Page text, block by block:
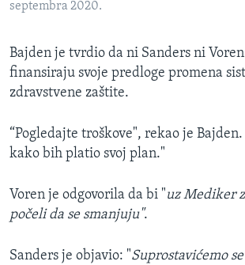
septembra 2020.
Bajden je tvrdio da ni Sanders ni
finansiraju svoje predloge promena
zdravstvene zaštite.
“Pogledajte troškove", rekao je Bajden.
kako bih platio svoj plan."
Voren je odgovorila da bi "uz Mediker
počeli da se smanjuju".
Sanders je objavio: "Suprostavićemo